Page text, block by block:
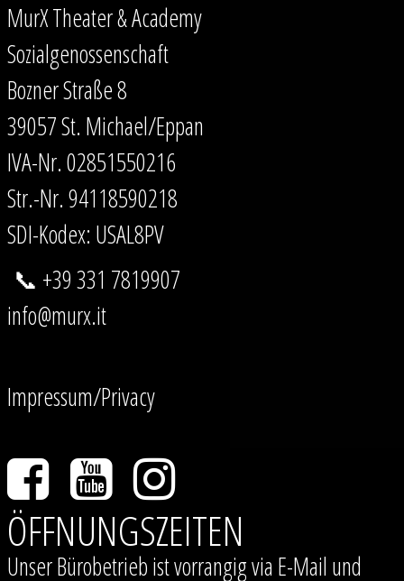
MurX Theater & Academy
Sozialgenossenschaft
Bozner Straße 8
39057 St. Michael/Eppan
IVA-Nr. 02851550216
Str.-Nr. 94118590218
SDI-Kodex: USAL8PV
📞 +39 331 7819907
info@murx.it
Impressum/Privacy
ÖFFNUNGSZEITEN
Unser Bürobetrieb ist vorrangig via E-Mail und